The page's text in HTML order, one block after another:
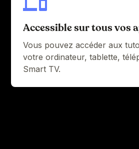
Accessible sur tous vos
Vous pouvez accéder aux
votre ordinateur, tablette,
Smart TV.